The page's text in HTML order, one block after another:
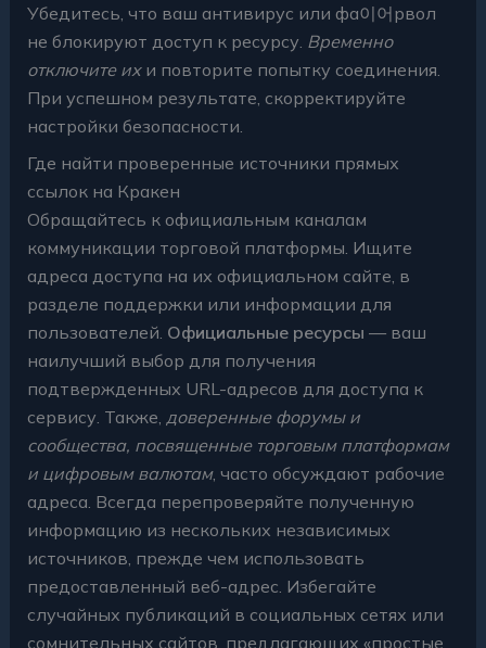
Убедитесь, что ваш антивирус или фа이어рвол
не блокируют доступ к ресурсу. Временно
отключите ихи повторите попытку соединения.
При успешном результате, скорректируйте
настройки безопасности.
Где найти проверенные источники прямых
ссылок на Кракен
Обращайтесь к официальным каналам
коммуникации торговой платформы. Ищите
адреса доступа на их официальном сайте, в
разделе поддержки или информации для
пользователей. Официальные ресурсы — ваш
наилучший выбор для получения
подтвержденных URL-адресов для доступа к
сервису. Также, доверенные форумы и
сообщества, посвященные торговым платформам
и цифровым валютам, часто обсуждают рабочие
адреса. Всегда перепроверяйте полученную
информацию из нескольких независимых
источников, прежде чем использовать
предоставленный веб-адрес. Избегайте
случайных публикаций в социальных сетях или
сомнительных сайтов, предлагающих «простые